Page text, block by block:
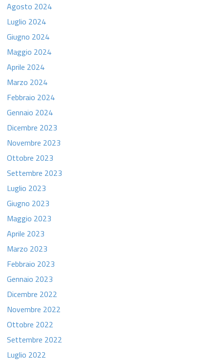
Agosto 2024
Luglio 2024
Giugno 2024
Maggio 2024
Aprile 2024
Marzo 2024
Febbraio 2024
Gennaio 2024
Dicembre 2023
Novembre 2023
Ottobre 2023
Settembre 2023
Luglio 2023
Giugno 2023
Maggio 2023
Aprile 2023
Marzo 2023
Febbraio 2023
Gennaio 2023
Dicembre 2022
Novembre 2022
Ottobre 2022
Settembre 2022
Luglio 2022